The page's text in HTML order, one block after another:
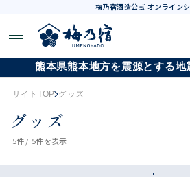
梅乃宿酒造公式 オンライン
熊本県熊本地方を震源とする地
サイトTOP グッズ
グッズ
5件 / 5件を表示